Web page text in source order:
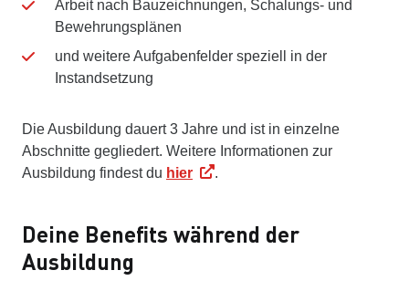
Arbeit nach Bauzeichnungen, Schalungs- und
Bewehrungsplänen
und weitere Aufgabenfelder speziell in der
Instandsetzung
Die Ausbildung dauert 3 Jahre und ist in einzelne
Abschnitte gegliedert. Weitere Informationen zur
Ausbildung findest du hier .
Deine Benefits während der
Ausbildung